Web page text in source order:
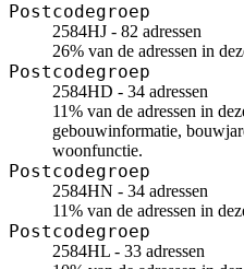
Postcodegroep
2584HJ - 82 adressen
26% van de adressen in
Postcodegroep
2584HD - 34 adressen
11% van de adressen in
gebouwinformatie,
woonfunctie.
Postcodegroep
2584HN - 34 adressen
11% van de adressen in
Postcodegroep
2584HL - 33 adressen